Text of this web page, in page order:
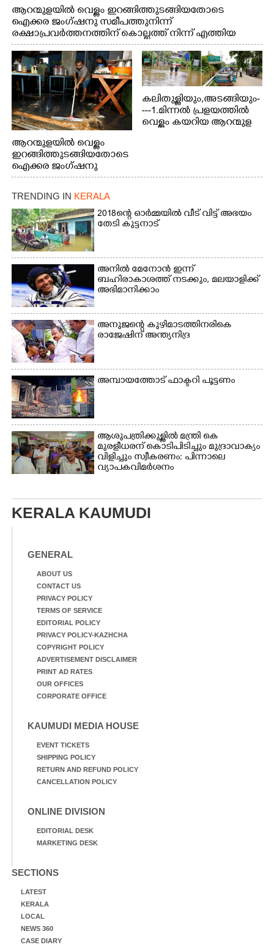
ആറന്മുളയിൽ വെള്ളം ഇറങ്ങിത്തുടങ്ങിയതോടെ
ഐക്കര ജംഗ്ഷനു സമീപത്തുനിന്ന്
രക്ഷാപ്രവർത്തനത്തിന് കൊല്ലത്ത് നിന്ന് എത്തിയ
ബോട്ടുകൾ തിരികെക്കൊണ്ടുപോകുന്നു.
ആറന്മുളയിൽ വെള്ളം
ഇറങ്ങിത്തുടങ്ങിയതോടെ
ഐക്കര ജംഗ്ഷനു
സമീപം ആറന്മുള
കിടങ്ങന്നൂർ റോഡിന്
സമീപം പ്രവർത്തിക്കു
ആറന്മുള തട്ടുകട കഴുകി
വൃത്തിയാക്കുന്നു.
കലിതുള്ളിയും,അടങ്ങിയും-
---1.മിന്നൽ പ്രളയത്തിൽ
വെള്ളം കയറിയ ആറന്മുള
ഇറങ്ങിപ്പോൾ
ത്തിന് ഓച്ചിറ അഴിക്കലിൽ
നിന്ന്എത്തിച്ച ബോട്ടും.
TRENDING IN KERALA
2018ന്റെ ഓർമ്മയിൽ വീട് വിട്ട് അഭയം
തേടി കുട്ടനാട്
അനിൽ മേനോൻ ഇന്ന്
ബഹിരാകാശത്ത് നടക്കും, മലയാളിക്ക്
അഭിമാനിക്കാം
അനുജന്റെ കുഴിമാടത്തിനരികെ
രാജേഷിന് അന്ത്യനിദ്ര
അമ്പായത്തോട് ഫാക്ടറി പൂട്ടണം
ആശുപത്രിക്കുള്ളിൽ മന്ത്രി കെ
മുരളീധരന് കൊടിപിടിച്ചും മുദ്രാവാക്യം
വിളിച്ചും സ്വീകരണം: പിന്നാലെ
വ്യാപകവിമർശനം
KERALA KAUMUDI
GENERAL
ABOUT US
CONTACT US
PRIVACY POLICY
TERMS OF SERVICE
EDITORIAL POLICY
PRIVACY POLICY-KAZHCHA
COPYRIGHT POLICY
ADVERTISEMENT DISCLAIMER
PRINT AD RATES
OUR OFFICES
CORPORATE OFFICE
KAUMUDI MEDIA HOUSE
EVENT TICKETS
SHIPPING POLICY
RETURN AND REFUND POLICY
CANCELLATION POLICY
ONLINE DIVISION
EDITORIAL DESK
MARKETING DESK
SECTIONS
LATEST
KERALA
LOCAL
NEWS 360
CASE DIARY